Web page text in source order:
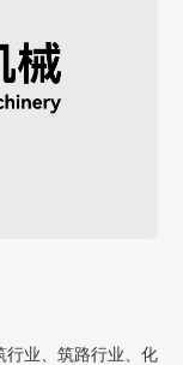
行业、筑路行业、化